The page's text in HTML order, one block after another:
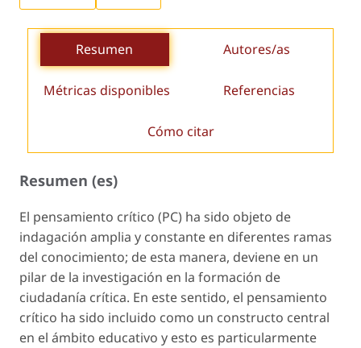
Resumen Autores/as
Métricas disponibles Referencias
Cómo citar
Resumen (es)
El pensamiento crítico (PC) ha sido objeto de
indagación amplia y constante en diferentes ramas
del conocimiento; de esta manera, deviene en un
pilar de la investigación en la formación de
ciudadanía crítica. En este sentido, el pensamiento
crítico ha sido incluido como un constructo central
en el ámbito educativo y esto es particularmente